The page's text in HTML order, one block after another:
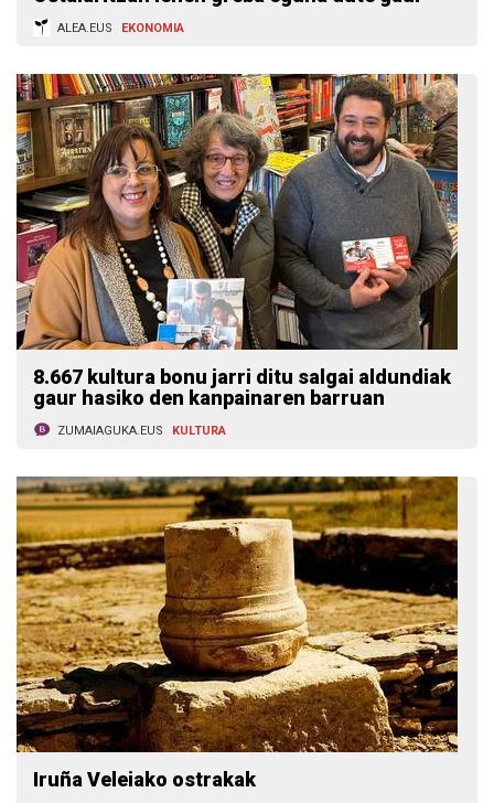
ALEA.EUS EKONOMIA
8.667 kultura bonu jarri ditu salgai aldundiak
gaur hasiko den kanpainaren barruan
ZUMAIAGUKA.EUS KULTURA
Iruña Veleiako ostrakak